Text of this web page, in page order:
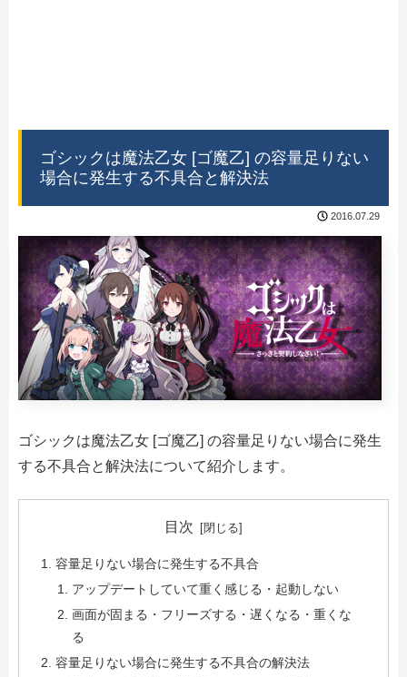
ゴシックは魔法乙女 [ゴ魔乙] の容量足りない
場合に発生する不具合と解決法
2016.07.29
ゴシックは魔法乙女 [ゴ魔乙] の容量足りない場合に発生
する不具合と解決法について紹介します。
目次
容量足りない場合に発生する不具合
アップデートしていて重く感じる・起動しない
画面が固まる・フリーズする・遅くなる・重くな
る
容量足りない場合に発生する不具合の解決法